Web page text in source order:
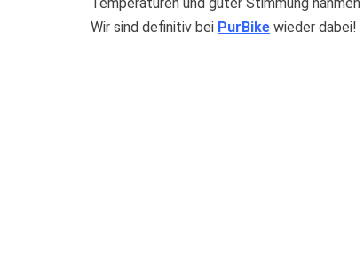
Wir sind definitiv bei PurBike wieder dabei!